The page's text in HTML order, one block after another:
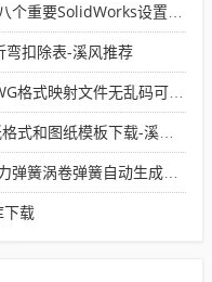
设置可以提高你的画图效率
扣除表-溪风推荐
件无乱码可分层-溪风亲测推荐
图纸模板下载-溪风专用版
卷弹簧自动生成宏程序下载
载